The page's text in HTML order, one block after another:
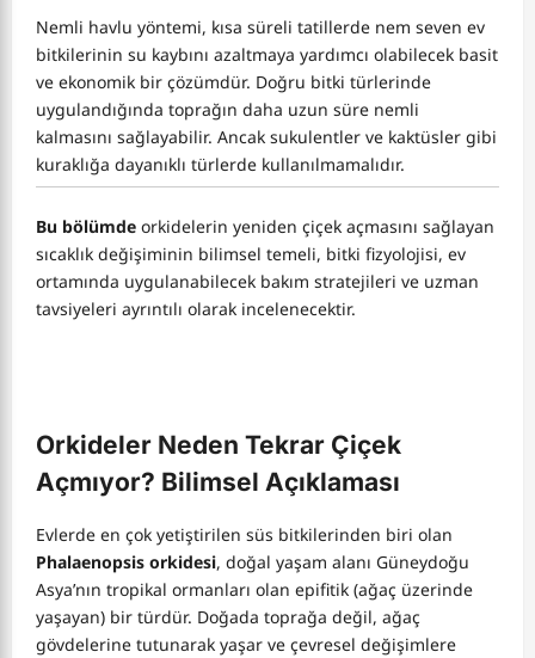
Nemli havlu yöntemi, kısa süreli tatillerde nem seven ev
bitkilerinin su kaybını azaltmaya yardımcı olabilecek basit
ve ekonomik bir çözümdür. Doğru bitki türlerinde
uygulandığında toprağın daha uzun süre nemli
kalmasını sağlayabilir. Ancak sukulentler ve kaktüsler gibi
kuraklığa dayanıklı türlerde kullanılmamalıdır.
Bu bölümde orkidelerin yeniden çiçek açmasını sağlayan
sıcaklık değişiminin bilimsel temeli, bitki fizyolojisi, ev
ortamında uygulanabilecek bakım stratejileri ve uzman
tavsiyeleri ayrıntılı olarak incelenecektir.
Orkideler Neden Tekrar Çiçek
Açmıyor? Bilimsel Açıklaması
Evlerde en çok yetiştirilen süs bitkilerinden biri olan
Phalaenopsis orkidesi, doğal yaşam alanı Güneydoğu
Asya’nın tropikal ormanları olan epifitik (ağaç üzerinde
yaşayan) bir türdür. Doğada toprağa değil, ağaç
gövdelerine tutunarak yaşar ve çevresel değişimlere